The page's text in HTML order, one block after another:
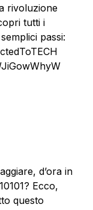
rivoluzione
tutti i
passi:
d’ora in
Ecco,
questo